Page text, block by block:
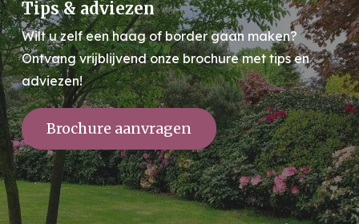
Tips & adviezen
Wilt u zelf een haag of border gaan maken?
Ontvang vrijblijvend onze brochure met tips en
adviezen!
Brochure aanvragen